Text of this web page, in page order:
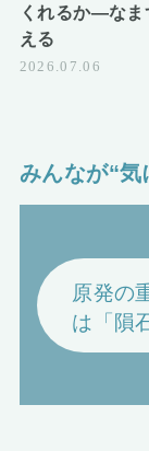
くれるか―なま
える
2026.07.06
みんなが“気
原発の
は「隕